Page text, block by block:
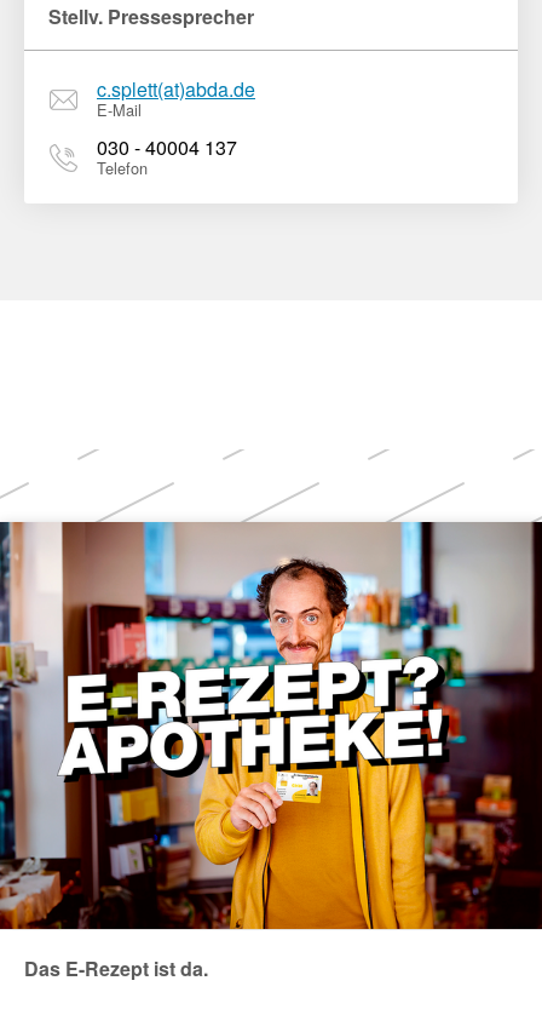
Stellv. Pressesprecher
c.splett(at)abda.de
E-Mail
030 - 40004 137
Telefon
Weitere
Themen
Das E-Rezept ist da.